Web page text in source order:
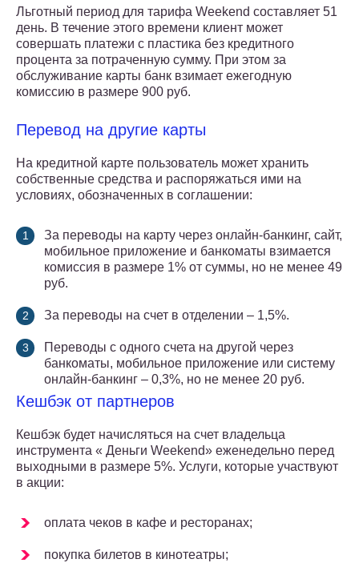
Льготный период для тарифа Weekend составляет 51
день. В течение этого времени клиент может
совершать платежи с пластика без кредитного
процента за потраченную сумму. При этом за
обслуживание карты банк взимает ежегодную
комиссию в размере 900 руб.
Перевод на другие карты
На кредитной карте пользователь может хранить
собственные средства и распоряжаться ими на
условиях, обозначенных в соглашении:
За переводы на карту через онлайн-банкинг, сайт,
мобильное приложение и банкоматы взимается
комиссия в размере 1% от суммы, но не менее 49
руб.
За переводы на счет в отделении – 1,5%.
Переводы с одного счета на другой через
банкоматы, мобильное приложение или систему
онлайн-банкинг – 0,3%, но не менее 20 руб.
Кешбэк от партнеров
Кешбэк будет начисляться на счет владельца
инструмента « Деньги Weekend» еженедельно перед
выходными в размере 5%. Услуги, которые участвуют
в акции:
оплата чеков в кафе и ресторанах;
покупка билетов в кинотеатры;